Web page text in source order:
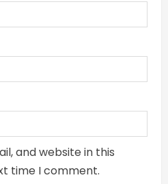
and website in this
time I comment.